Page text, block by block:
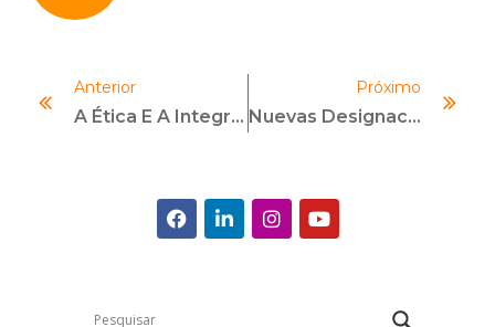
Anterior
A Ética E A Integridade Das Áreas De Compras/Suprimentos Nas Organizações
Próximo
Nuevas Designaciones A Cárteles Como Organizaciones Terroristas: Riesgos Legales Crecientes Y El Papel De La Debida Diligencia Estratégica